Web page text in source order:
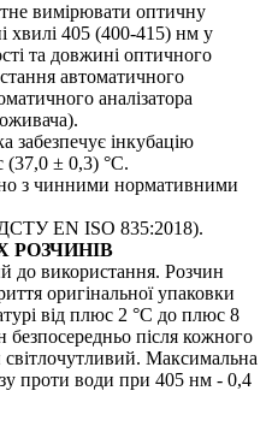
вимірювати оптичну
хвилі 405 (400-415) нм у
та довжині оптичного
автоматичного
аналізатора
забезпечує інкубацію
(37,0 ± 0,3) °С.
з чинними нормативними
EN ISO 835:2018).
РОЗЧИНІВ
до використання. Розчин
оригінальної упаковки
від плюс 2 °С до плюс 8
безпосередньо після кожного
Максимальна
проти води при 405 нм - 0,4